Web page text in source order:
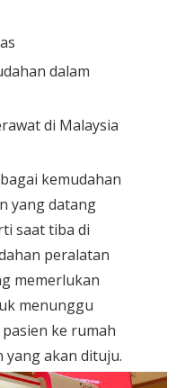
dalam
di Malaysia
kemudahan
yang datang
saat tiba di
peralatan
memerlukan
menunggu
ke rumah
yang akan dituju.